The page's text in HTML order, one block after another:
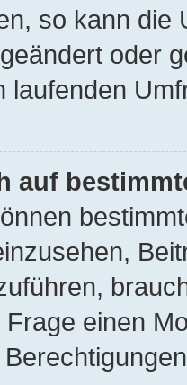
so kann
oder
laufenden
auf
einen